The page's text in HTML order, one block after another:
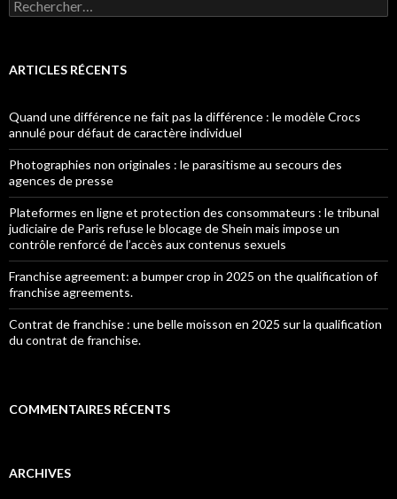
ARTICLES RÉCENTS
Quand une différence ne fait pas la différence : le modèle Crocs
annulé pour défaut de caractère individuel
Photographies non originales : le parasitisme au secours des
agences de presse
Plateformes en ligne et protection des consommateurs : le tribunal
judiciaire de Paris refuse le blocage de Shein mais impose un
contrôle renforcé de l’accès aux contenus sexuels
Franchise agreement: a bumper crop in 2025 on the qualification of
franchise agreements.
Contrat de franchise : une belle moisson en 2025 sur la qualification
du contrat de franchise.
COMMENTAIRES RÉCENTS
ARCHIVES